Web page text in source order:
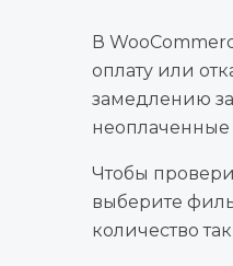
В
оплату или
замедлению
неоплаченные
Чтобы
выберите
количество